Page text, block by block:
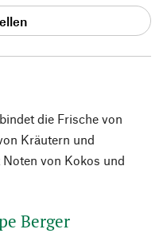
die Frische von
Kräutern und
von Kokos und
Berger